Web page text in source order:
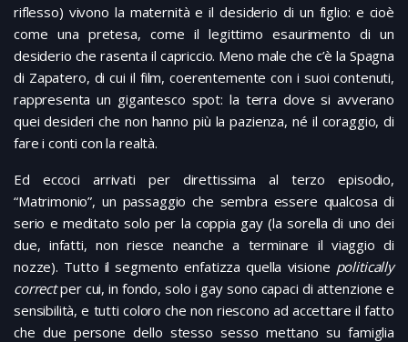
riflesso) vivono la maternità e il desiderio di un figlio: e cioè
come una pretesa, come il legittimo esaurimento di un
desiderio che rasenta il capriccio. Meno male che c’è la Spagna
di Zapatero, di cui il film, coerentemente con i suoi contenuti,
rappresenta un gigantesco spot: la terra dove si avverano
quei desideri che non hanno più la pazienza, né il coraggio, di
fare i conti con la realtà.
Ed eccoci arrivati per direttissima al terzo episodio,
“Matrimonio”, un passaggio che sembra essere qualcosa di
serio e meditato solo per la coppia gay (la sorella di uno dei
due, infatti, non riesce neanche a terminare il viaggio di
nozze). Tutto il segmento enfatizza quella visione politically
correctper cui, in fondo, solo i gay sono capaci di attenzione e
sensibilità, e tutti coloro che non riescono ad accettare il fatto
che due persone dello stesso sesso mettano su famiglia